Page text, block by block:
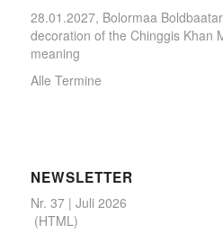
28.01.2027, Bolormaa
decoration of the Chinggis Khan
meaning
Alle Termine
NEWSLETTER
Nr. 37 | Juli 2026
(HTML )